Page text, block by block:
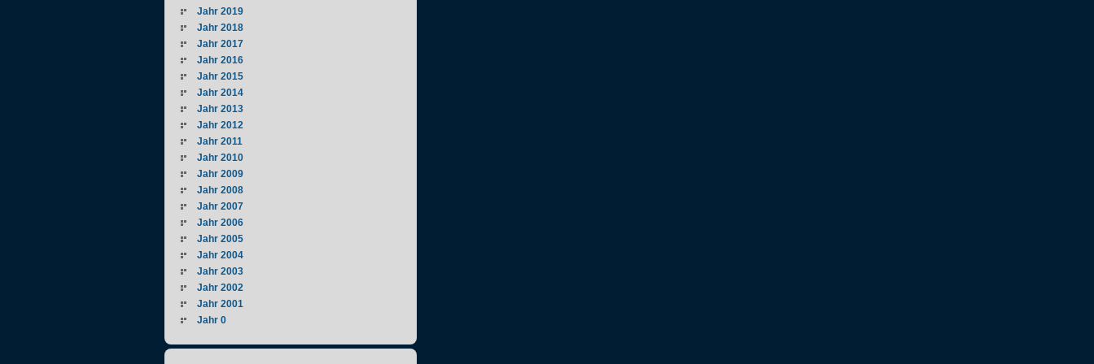
Jahr 2019
Jahr 2018
Jahr 2017
Jahr 2016
Jahr 2015
Jahr 2014
Jahr 2013
Jahr 2012
Jahr 2011
Jahr 2010
Jahr 2009
Jahr 2008
Jahr 2007
Jahr 2006
Jahr 2005
Jahr 2004
Jahr 2003
Jahr 2002
Jahr 2001
Jahr 0